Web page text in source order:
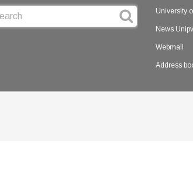
University
News Unipv
Webmail
Address